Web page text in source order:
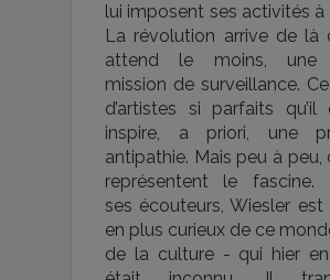
lui imposent ses activités à
La révolution arrive de là
attend le moins, une
mission de surveillance.
d’artistes si parfaits qu’il
inspire, a priori, une
antipathie. Mais peu à peu,
représentent le fascine.
ses écouteurs, Wiesler est
en plus curieux de ce
de la culture - qui hier